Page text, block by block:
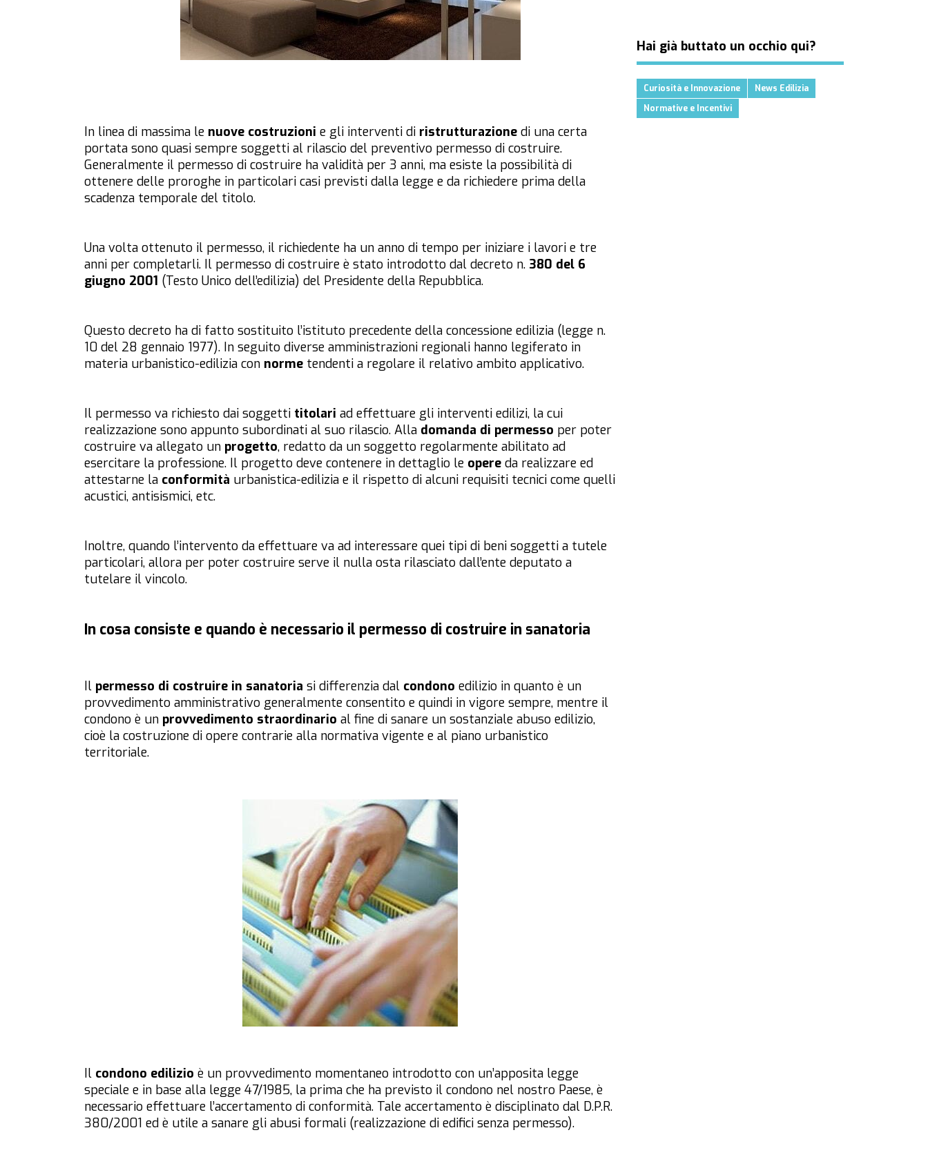
In linea di massima le nuove costruzioni e gli interventi di ristrutturazione di una certa
portata sono quasi sempre soggetti al rilascio del preventivo permesso di costruire.
Generalmente il permesso di costruire ha validità per 3 anni, ma esiste la possibilità di
ottenere delle proroghe in particolari casi previsti dalla legge e da richiedere prima della
scadenza temporale del titolo.
Una volta ottenuto il permesso, il richiedente ha un anno di tempo per iniziare i lavori e tre
anni per completarli. Il permesso di costruire è stato introdotto dal decreto n. 380 del 6
giugno 2001 (Testo Unico dell’edilizia) del Presidente della Repubblica.
Questo decreto ha di fatto sostituito l’istituto precedente della concessione edilizia (legge n.
10 del 28 gennaio 1977). In seguito diverse amministrazioni regionali hanno legiferato in
materia urbanistico-edilizia con norme tendenti a regolare il relativo ambito applicativo.
Il permesso va richiesto dai soggetti titolari ad effettuare gli interventi edilizi, la cui
realizzazione sono appunto subordinati al suo rilascio. Alla domanda di permesso per poter
costruire va allegato un progetto, redatto da un soggetto regolarmente abilitato ad
esercitare la professione. Il progetto deve contenere in dettaglio le opere da realizzare ed
attestarne la conformità urbanistica-edilizia e il rispetto di alcuni requisiti tecnici come quelli
acustici, antisismici, etc.
Inoltre, quando l’intervento da effettuare va ad interessare quei tipi di beni soggetti a tutele
particolari, allora per poter costruire serve il nulla osta rilasciato dall’ente deputato a
tutelare il vincolo.
In cosa consiste e quando è necessario il permesso di costruire in sanatoria
Il permesso di costruire in sanatoria si differenzia dal condono edilizio in quanto è un
provvedimento amministrativo generalmente consentito e quindi in vigore sempre, mentre il
condono è un provvedimento straordinario al fine di sanare un sostanziale abuso edilizio,
cioè la costruzione di opere contrarie alla normativa vigente e al piano urbanistico
territoriale.
Il condono edilizio è un provvedimento momentaneo introdotto con un’apposita legge
speciale e in base alla legge 47/1985, la prima che ha previsto il condono nel nostro Paese, è
necessario effettuare l’accertamento di conformità. Tale accertamento è disciplinato dal D.P.R.
380/2001 ed è utile a sanare gli abusi formali (realizzazione di edifici senza permesso).
Hai già buttato un occhio qui?
Curiosità e Innovazione
News Edilizia
Normative e Incentivi